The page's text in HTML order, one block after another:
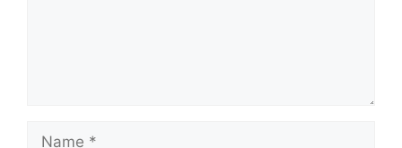
Name